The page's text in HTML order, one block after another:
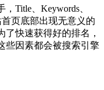
Title、Keywords、
页底部出现无意义的
快速获得好的排名，
些因素都会被搜索引擎